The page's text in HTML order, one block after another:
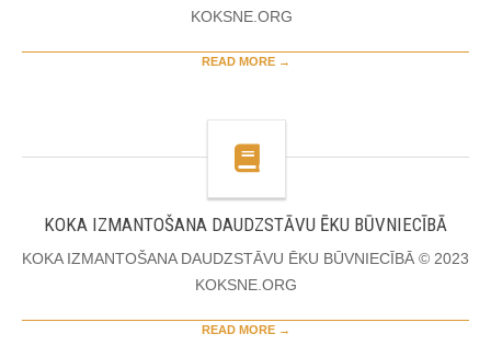
KOKSNE.ORG
READ MORE →
KOKA IZMANTOŠANA DAUDZSTĀVU ĒKU BŪVNIECĪBĀ
KOKA IZMANTOŠANA DAUDZSTĀVU ĒKU BŪVNIECĪBĀ © 2023
KOKSNE.ORG
READ MORE →